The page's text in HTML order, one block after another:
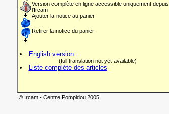
Version complète en ligne accessible uniquement depuis
l'Ircam
Ajouter la notice au panier
Retirer la notice du panier
English version
(full translation not yet available)
Liste complète des articles
© Ircam - Centre Pompidou 2005.